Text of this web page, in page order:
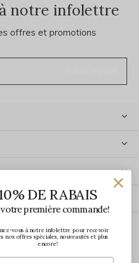
notre infolettre
offres et promotions
DE RABAIS
première commande!
vous à notre infolettre pour recevoir
nos offres spéciales, nouveautés et plus
encore!